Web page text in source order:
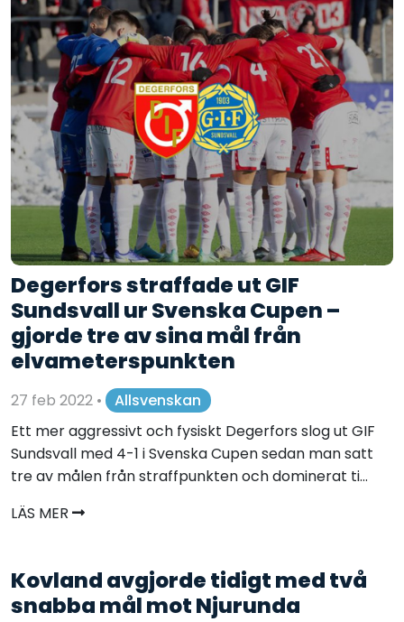
Degerfors straffade ut GIF
Sundsvall ur Svenska Cupen –
gjorde tre av sina mål från
elvameterspunkten
27 feb 2022 •
Allsvenskan
Ett mer aggressivt och fysiskt Degerfors slog ut GIF
Sundsvall med 4-1 i Svenska Cupen sedan man satt
tre av målen från straffpunkten och dominerat ti...
LÄS MER
Kovland avgjorde tidigt med två
snabba mål mot Njurunda